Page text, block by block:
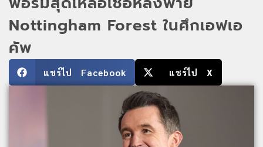
Nottingham Forest ในศึกเอฟเอ
คัพ
แชร์ไป Facebook แชร์ไป X